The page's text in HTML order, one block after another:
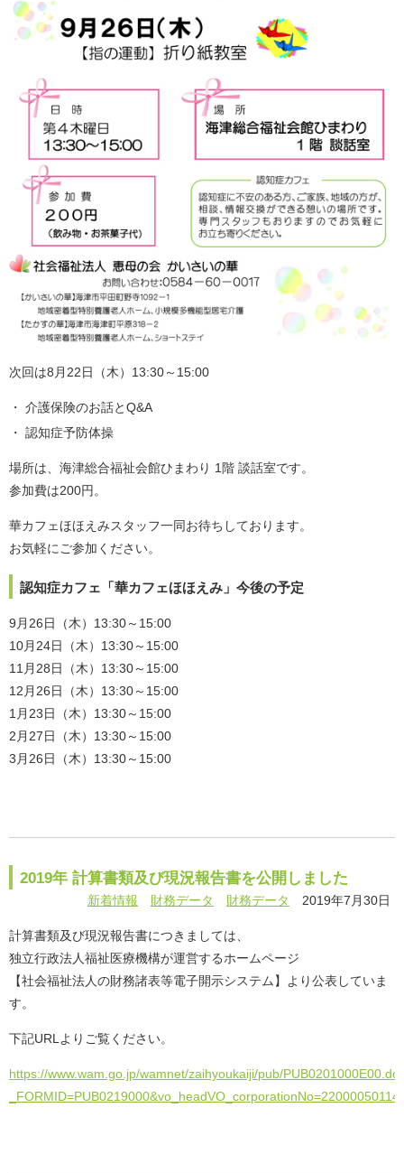
次回は8月22日（木）13:30～15:00
介護保険のお話とQ&A
認知症予防体操
場所は、海津総合福祉会館ひまわり 1階 談話室です。
参加費は200円。
華カフェほほえみスタッフ一同お待ちしております。
お気軽にご参加ください。
認知症カフェ「華カフェほほえみ」今後の予定
9月26日（木）13:30～15:00
10月24日（木）13:30～15:00
11月28日（木）13:30～15:00
12月26日（木）13:30～15:00
1月23日（木）13:30～15:00
2月27日（木）13:30～15:00
3月26日（木）13:30～15:00
2019年 計算書類及び現況報告書を公開しました
新着情報 財務データ 財務データ 2019年7月30日
計算書類及び現況報告書につきましては、
独立行政法人福祉医療機構が運営するホームページ
【社会福祉法人の財務諸表等電子開示システム】より公表していま
す。
下記URLよりご覧ください。
https://www.wam.go.jp/wamnet/zaihyoukaiji/pub/